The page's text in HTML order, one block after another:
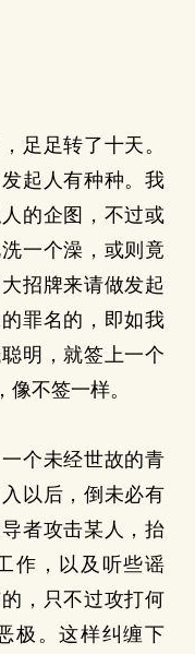
足转了十天。
起人有种种。我
的企图，不过或
一个澡，或则竟
招牌来请做发起
罪名的，即如我
明，就签上一个
不签一样。
个未经世故的青
以后，倒未必有
者攻击某人，抬
作，以及听些谣
，只不过攻打何
极。这样纠缠下